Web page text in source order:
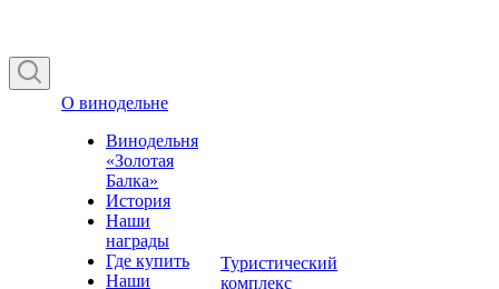
О винодельне
Винодельня
«Золотая
Балка»
История
Наши
награды
Где купить
Наши
Туристический
комплекс